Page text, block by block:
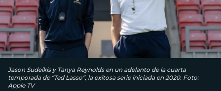
Jason Sudeikis y Tanya Reynolds en un adelanto de la cuarta
temporada de “Ted Lasso”, la exitosa serie iniciada en 2020. Foto:
Apple TV